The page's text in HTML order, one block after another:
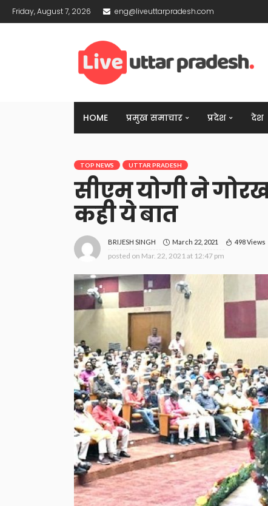
Friday, August 7, 2026 eng@liveuttarpradesh.com
HOME प्रमुख समाचार प्रदेश देश
TOP NEWS UTTAR PRADESH
सीएम योगी ने
कही ये बात
BRIJESH SINGH March 22, 2021 498 Views
posted on Mar. 22, 2021 at 12:47 pm